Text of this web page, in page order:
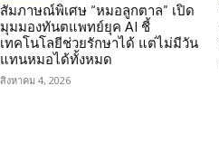
สัมภาษณ์พิเศษ “หมอลูกตาล” เปิด
มุมมองทันตแพทย์ยุค AI ชี้
เทคโนโลยีช่วยรักษาได้ แต่ไม่มีวัน
แทนหมอได้ทั้งหมด
สิงหาคม 4, 2026